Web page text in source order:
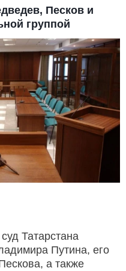
Песков и
группой
Татарстана
Путина, его
а также